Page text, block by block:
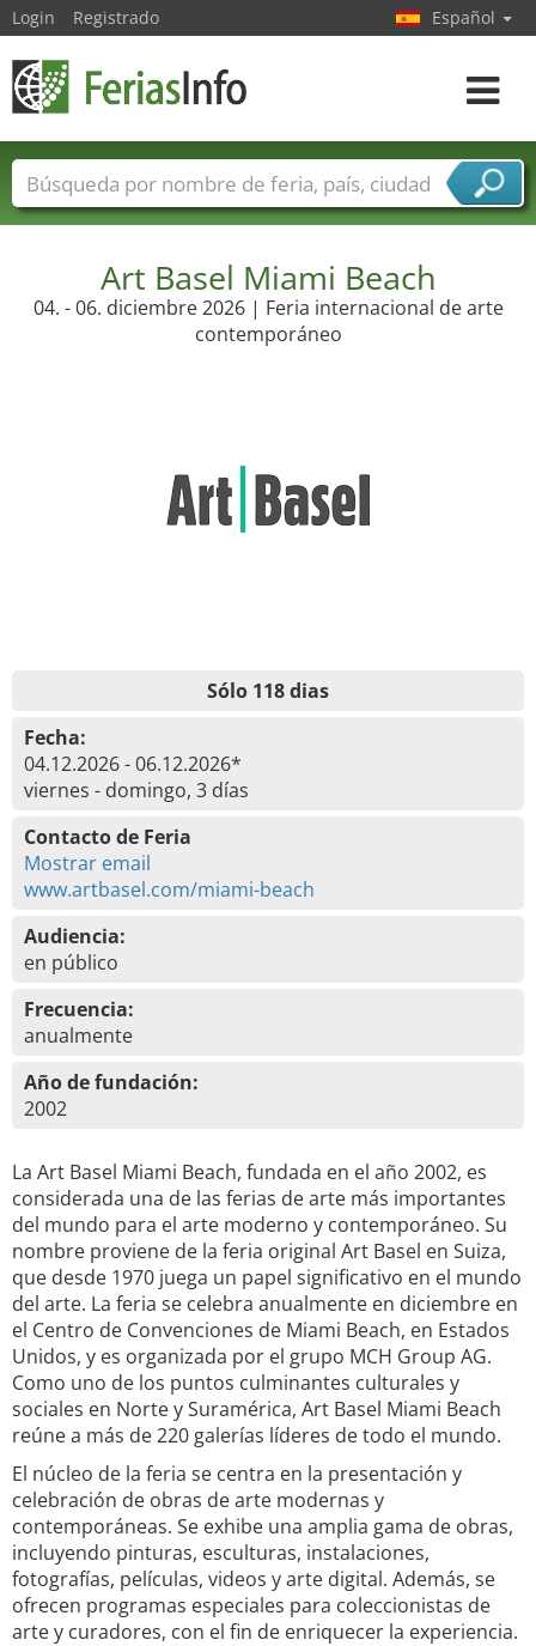
Art Basel Miami Beach
04. - 06. diciembre 2026 | Feria internacional de arte
contemporáneo
Sólo 118 dias
Fecha:
04.12.2026 - 06.12.2026*
viernes - domingo, 3 días
Contacto de Feria
Mostrar email
www.artbasel.com/miami-beach
Audiencia:
en público
Frecuencia:
anualmente
Año de fundación:
2002
La Art Basel Miami Beach, fundada en el año 2002, es
considerada una de las ferias de arte más importantes
del mundo para el arte moderno y contemporáneo. Su
nombre proviene de la feria original Art Basel en Suiza,
que desde 1970 juega un papel significativo en el mundo
del arte. La feria se celebra anualmente en diciembre en
el Centro de Convenciones de Miami Beach, en Estados
Unidos, y es organizada por el grupo MCH Group AG.
Como uno de los puntos culminantes culturales y
sociales en Norte y Suramérica, Art Basel Miami Beach
reúne a más de 220 galerías líderes de todo el mundo.
El núcleo de la feria se centra en la presentación y
celebración de obras de arte modernas y
contemporáneas. Se exhibe una amplia gama de obras,
incluyendo pinturas, esculturas, instalaciones,
fotografías, películas, videos y arte digital. Además, se
ofrecen programas especiales para coleccionistas de
arte y curadores, con el fin de enriquecer la experiencia.
Login Registrado Español
toggle
Nombres de ferias Países
Ciudades
Sectores de proveedor de servicios